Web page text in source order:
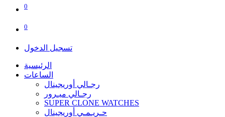
0
0
تسجيل الدخول
الرئيسية
الساعات
رجـالي أوريجينال
رجـالي ميـرور
SUPER CLONE WATCHES
حـريـمـي أوريجينال